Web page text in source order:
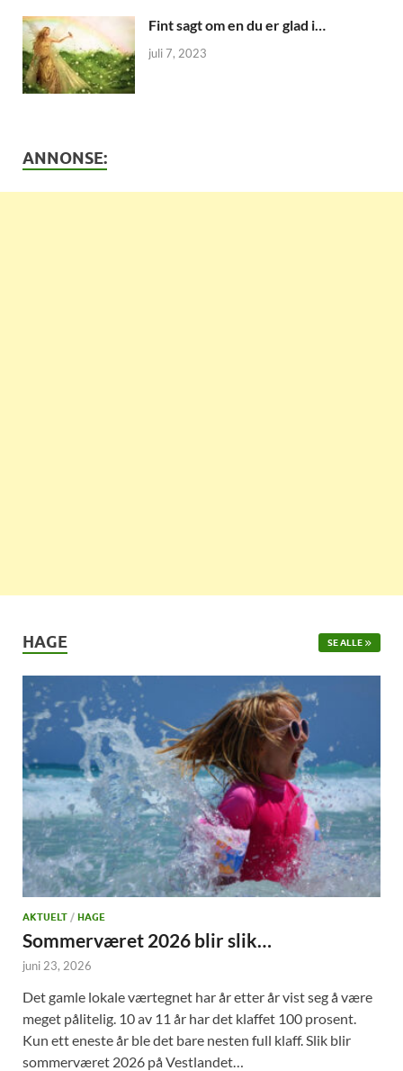
Fint sagt om en du er glad i…
juli 7, 2023
ANNONSE:
HAGE SE ALLE
AKTUELT / HAGE
Sommerværet 2026 blir slik…
juni 23, 2026
Det gamle lokale værtegnet har år etter år vist seg å være
meget pålitelig. 10 av 11 år har det klaffet 100 prosent.
Kun ett eneste år ble det bare nesten full klaff. Slik blir
sommerværet 2026 på Vestlandet…